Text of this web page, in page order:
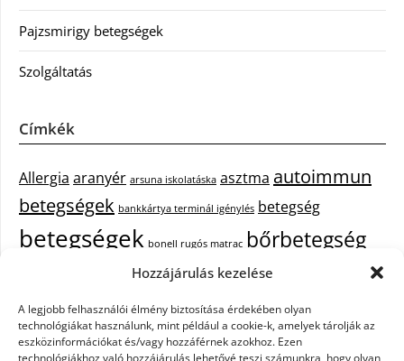
Hozzájárulás kezelése
A legjobb felhasználói élmény biztosítása érdekében olyan
technológiákat használunk, mint például a cookie-k, amelyek tárolják az
eszközinformációkat és/vagy hozzáférnek azokhoz. Ezen
technológiákhoz való hozzájárulás lehetővé teszi számunkra, hogy olyan
Pajzsmirigy betegségek
Szolgáltatás
Címkék
Allergia aranyér arsuna iskolatáska asztma autoimmun
betegségek bankkártya terminál igénylés betegség
betegségek bonell rugós matrac bőrbetegség
bőrbetegségek cukorbetegség
debrecen iroda bérlés egészségügyi piercing epekőepilepszia
tisztítása fejfájás festőszerszám fájdalom háztartási gép